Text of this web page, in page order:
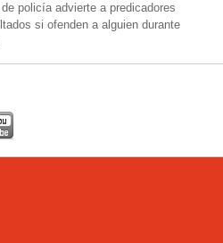
policía advierte a predicadores
si ofenden a alguien durante